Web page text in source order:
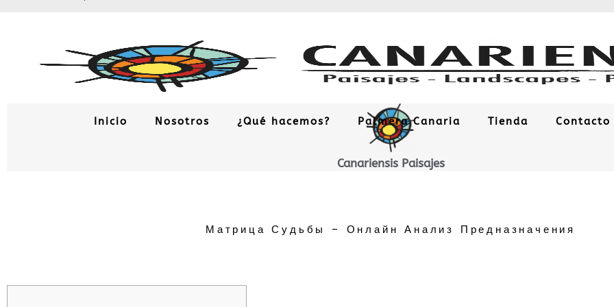
Inicio Nosotros ¿Qué hacemos? Palmera Canaria Tienda Contacto
Canariensis Paisajes
Матрица Судьбы – Онлайн Анализ Предназначения